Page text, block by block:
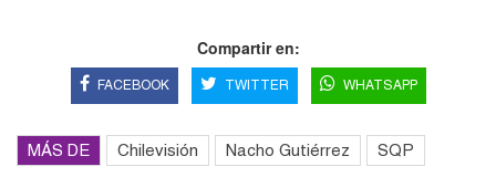
Compartir en:
FACEBOOK TWITTER WHATSAPP
MÁS DE Chilevisión Nacho Gutiérrez SQP